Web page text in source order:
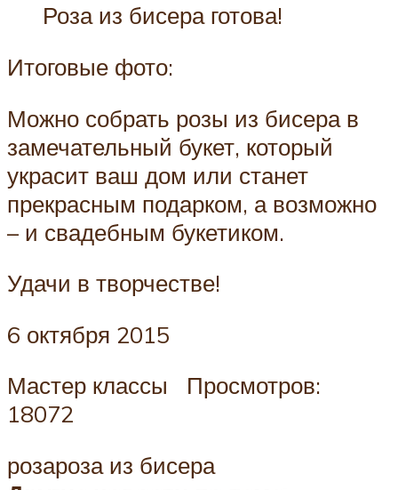
Роза из бисера готова!
Итоговые фото:
Можно собрать розы из бисера в
замечательный букет, который
украсит ваш дом или станет
прекрасным подарком, а возможно
– и свадебным букетиком.
Удачи в творчестве!
6 октября 2015
Мастер классы Просмотров:
18072
розароза из бисера